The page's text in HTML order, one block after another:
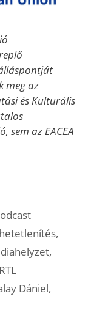
meg az
és Kulturális
sem az EACEA
,
,
RTL
Dániel,